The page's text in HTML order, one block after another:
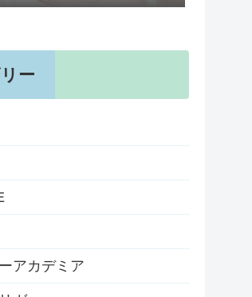
リ読めるぞ！！」
ー
アカデミア